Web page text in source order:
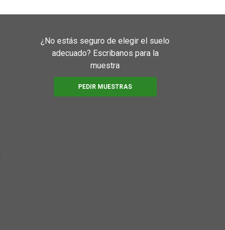
¿No estás seguro de elegir el suelo
adecuado? Escribanos para la
muestra
PEDIR MUESTRAS